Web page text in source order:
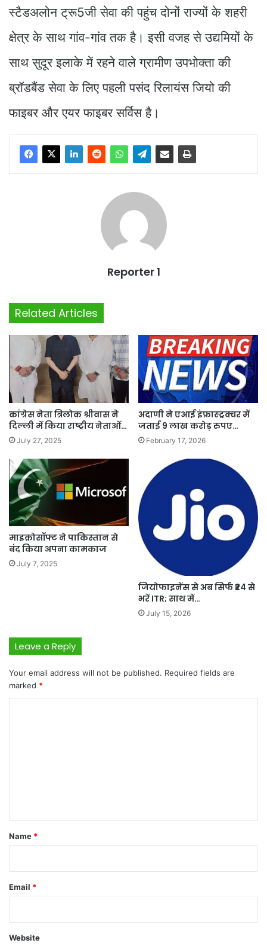
स्टैडअलोन ट्रू5जी सेवा की पहुंच दोनों राज्यों के शहरी
क्षेत्र के साथ गांव-गांव तक है। इसी वजह से उद्यमियों के
साथ सुदूर इलाके में रहने वाले ग्रामीण उपभोक्ता की
ब्रॉडबैंड सेवा के लिए पहली पसंद रिलायंस जियो की
फाइबर और एयर फाइबर सर्विस है।
Reporter 1
Related Articles
कांग्रेस नेता त्रिलोक श्रीवास ने
दिल्ली में किया राष्ट्रीय नेताओं…
July 27, 2025
अदाणी ने एआई इंफ्रास्ट्रक्चर में
जताई 9 लाख करोड़ रुपए…
February 17, 2026
माइक्रोसॉफ्ट ने पाकिस्तान से
बंद किया अपना कामकाज
July 7, 2025
जियोफाइनेंस से अब सिर्फ ₹24 से
भरें ITR; साथ में…
July 15, 2026
Leave a Reply
Your email address will not be published. Required fields are
marked *
*
Name *
Email *
Website